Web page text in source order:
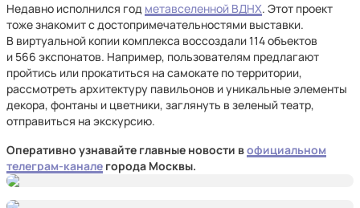
Недавно исполнился год метавселенной ВДНХ. Этот проект
тоже знакомит с достопримечательностями выставки.
В виртуальной копии комплекса воссоздали 114 объектов
и 566 экспонатов. Например, пользователям предлагают
пройтись или прокатиться на самокате по территории,
рассмотреть архитектуру павильонов и уникальные элементы
декора, фонтаны и цветники, заглянуть в зеленый театр,
отправиться на экскурсию.
Оперативно узнавайте главные новости вофициальном
телеграм-канале города Москвы.